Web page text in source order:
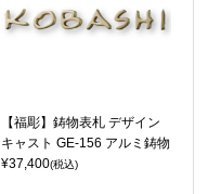
【福彫】鋳物表札 デザイン
キャスト GE-156 アルミ鋳物
¥37,400(税込)